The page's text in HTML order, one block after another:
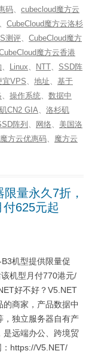
码、 cubecloud魔方云
、 CubeCloud魔方云洛杉
测评、 CubeCloud魔方
魔方云香港
、 Linux、 NTT、 SSD阵
宜VPS、 地址、 基于
、 操作系统、 数据中
CN2 GIA、 洛杉矶
阵列 、 网络、 美国洛
魔方云优惠码、 魔方云
量永久7折，
625元起
机型提供限量促
机型月付770港元/
好不好？V5.NET
商家，产品数据中
，独立服务器自有产
是远端办公、跨境贸
https://V5.NET/